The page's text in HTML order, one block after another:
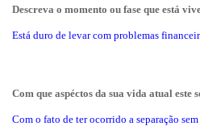
Descreva o momento ou fase que está
Está duro de levar com problemas
Com que aspéctos da sua vida atual este
Com o fato de ter ocorrido a separação